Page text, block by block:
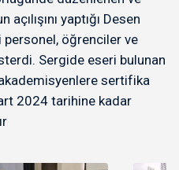
yaptığı Desen
personel, öğrenciler ve
Sergide eseri bulunan
sertifika
2024 tarihine kadar